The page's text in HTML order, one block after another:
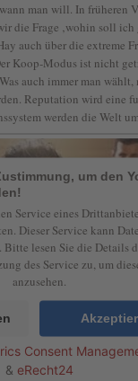
man will. In früheren
die Frage ‚wohin soll ich
auch über die extreme
Koop-Modus ist nicht
auch immer man
Reputation wird eine
werden die Welt
um den
Service eines
Dieser Service kann
lesen Sie die Details
des Service zu, um
anzusehen.
Consent
& eRecht24